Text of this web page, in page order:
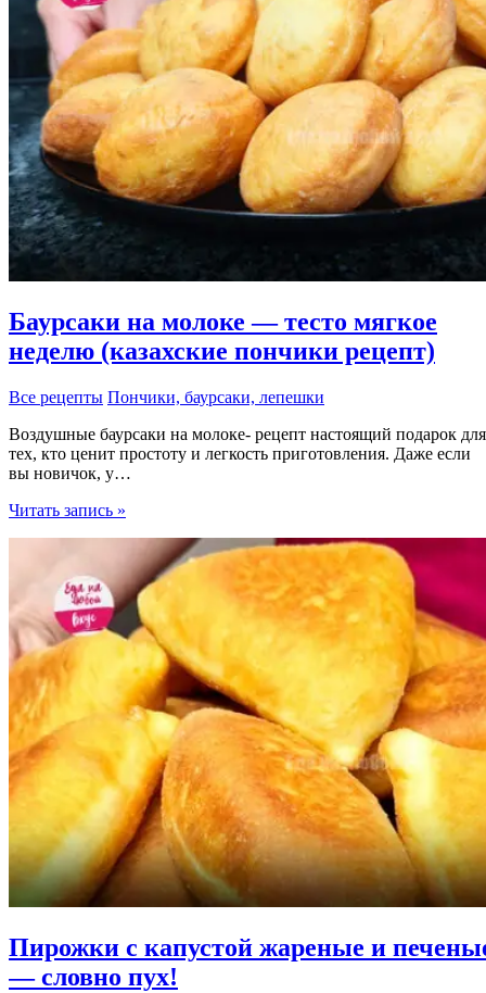
ложкой
Баурсаки на молоке — тесто мягкое
неделю (казахские пончики рецепт)
Все рецепты Пончики, баурсаки, лепешки
Воздушные баурсаки на молоке- рецепт настоящий подарок для
тех, кто ценит простоту и легкость приготовления. Даже если
вы новичок, у…
Баурсаки
мягкое
неделю
(казахские
пончики
рецепт)
Читать запись »
Пирожки с капустой жареные и
— словно пух!